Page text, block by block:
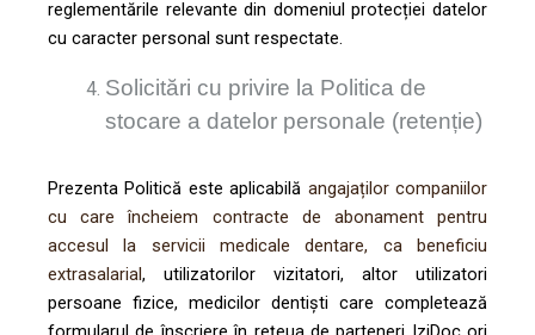
reglementările relevante din domeniul protecției datelor
cu caracter personal sunt respectate.
Solicitări cu privire la Politica de
stocare a datelor personale (retenție)
Prezenta Politică este aplicabilă angajaților companiilor
cu care încheiem contracte de abonament pentru
accesul la servicii medicale dentare, ca beneficiu
extrasalarial, utilizatorilor vizitatori, altor utilizatori
persoane fizice, medicilor dentiști care completează